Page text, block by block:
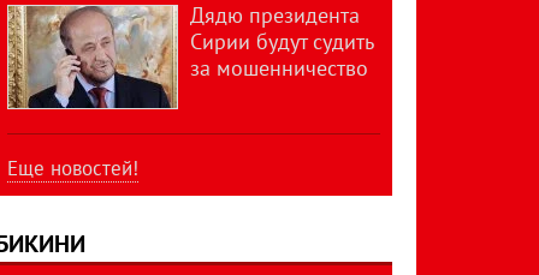
Дядю президента
Сирии будут судить
за мошенничество
Еще новостей!